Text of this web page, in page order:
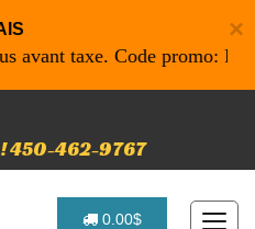
×
taxe. Code promo: P4616
450-462-9767
0.00$